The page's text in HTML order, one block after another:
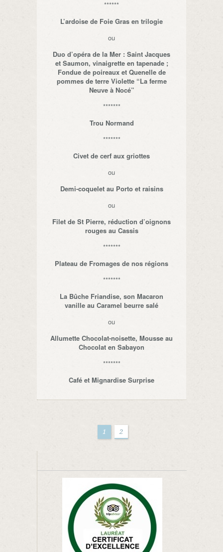
******
L’ardoise de Foie Gras en trilogie
ou
Duo d’opéra de la Mer : Saint Jacques
et Saumon, vinaigrette en tapenade ;
Fondue de poireaux et Quenelle de
pommes de terre Violette “La ferme
Neuve à Nocé”
*******
Trou Normand
*******
Civet de cerf aux griottes
ou
Demi-coquelet au Porto et raisins
ou
Filet de St Pierre, réduction d’oignons
rouges au Cassis
*******
Plateau de Fromages de nos régions
*******
La Bûche Friandise, son Macaron
vanille au Caramel beurre salé
ou
Allumette Chocolat-noisette, Mousse au
Chocolat en Sabayon
*******
Café et Mignardise Surprise
1 2